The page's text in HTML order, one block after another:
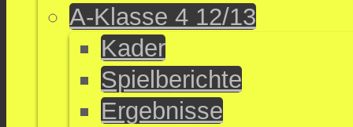
A-Klasse 4 12/13
Kader
Spielberichte
Ergebnisse